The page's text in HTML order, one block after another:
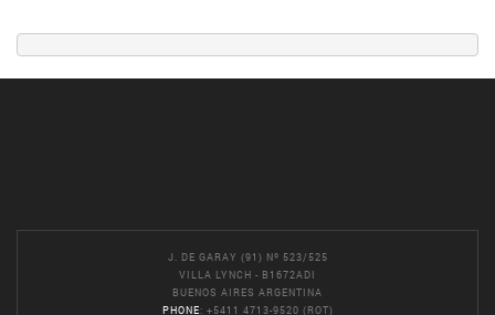
J. DE GARAY (91) Nº 523/525
VILLA LYNCH - B1672ADI
BUENOS AIRES ARGENTINA
PHONE: +5411 4713-9520 (ROT)